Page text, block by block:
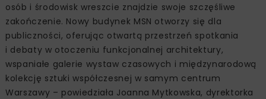
osób i środowisk wreszcie znajdzie swoje szczęśliwe
zakończenie. Nowy budynek MSN otworzy się dla
publiczności, oferując otwartą przestrzeń spotkania
i debaty w otoczeniu funkcjonalnej architektury,
wspaniałe galerie wystaw czasowych i międzynarodową
kolekcję sztuki współczesnej w samym centrum
Warszawy – powiedziała Joanna Mytkowska, dyrektorka